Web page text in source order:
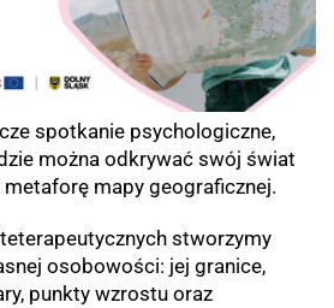
spotkanie psychologiczne,
można odkrywać swój świat
mapy geograficznej.
stworzymy
osobowości: jej granice,
punkty wzrostu oraz